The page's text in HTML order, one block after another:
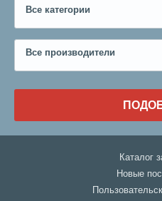
Все категории
Все производители
Каталог
Новые